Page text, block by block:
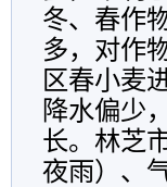
冬、春作
多，对作
区春小麦
降水偏少
长。林芝
夜雨）、